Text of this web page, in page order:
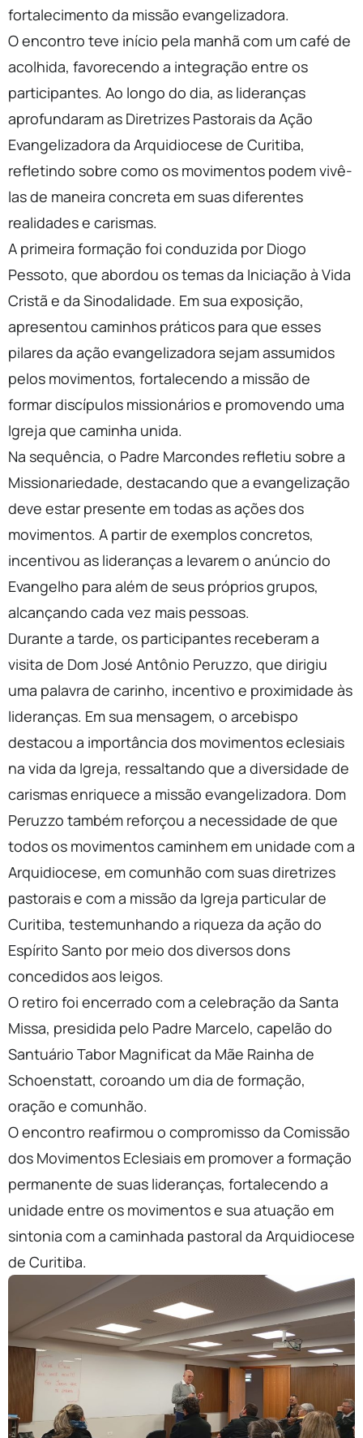
fortalecimento da missão evangelizadora.
O encontro teve início pela manhã com um café de
acolhida, favorecendo a integração entre os
participantes. Ao longo do dia, as lideranças
aprofundaram as Diretrizes Pastorais da Ação
Evangelizadora da Arquidiocese de Curitiba,
refletindo sobre como os movimentos podem vivê-
las de maneira concreta em suas diferentes
realidades e carismas.
A primeira formação foi conduzida por Diogo
Pessoto, que abordou os temas da Iniciação à Vida
Cristã e da Sinodalidade. Em sua exposição,
apresentou caminhos práticos para que esses
pilares da ação evangelizadora sejam assumidos
pelos movimentos, fortalecendo a missão de
formar discípulos missionários e promovendo uma
Igreja que caminha unida.
Na sequência, o Padre Marcondes refletiu sobre a
Missionariedade, destacando que a evangelização
deve estar presente em todas as ações dos
movimentos. A partir de exemplos concretos,
incentivou as lideranças a levarem o anúncio do
Evangelho para além de seus próprios grupos,
alcançando cada vez mais pessoas.
Durante a tarde, os participantes receberam a
visita de Dom José Antônio Peruzzo, que dirigiu
uma palavra de carinho, incentivo e proximidade às
lideranças. Em sua mensagem, o arcebispo
destacou a importância dos movimentoseclesiais
na vida da Igreja, ressaltando que a diversidade de
carismas enriquece a missão evangelizadora. Dom
Peruzzo também reforçou a necessidade de que
todos os movimentoscaminhem em unidade com a
Arquidiocese, em comunhão com suas diretrizes
pastorais e com a missão da Igreja particular de
Curitiba, testemunhando a riqueza da ação do
Espírito Santo por meio dos diversos dons
concedidos aos leigos.
O retiro foi encerrado com a celebração da Santa
Missa, presidida pelo Padre Marcelo, capelão do
Santuário Tabor Magnificat da Mãe Rainha de
Schoenstatt, coroando um dia de formação,
oração e comunhão.
O encontro reafirmou o compromisso da Comissão
dos Movimentos Eclesiais em promover a formação
permanente de suas lideranças, fortalecendo a
unidade entre os movimentose sua atuação em
sintonia com a caminhada pastoral da Arquidiocese
de Curitiba.